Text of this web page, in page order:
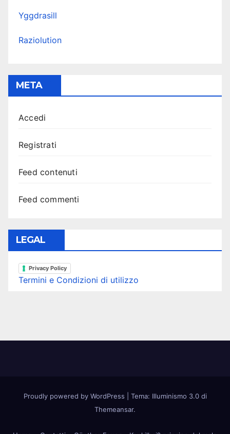
Yggdrasill
Raziolution
META
Accedi
Registrati
Feed contenuti
Feed commenti
LEGAL
Privacy Policy
Termini e Condizioni di utilizzo
Proudly powered by WordPress
Tema: Illuminismo 3.0 di
Themeansar.